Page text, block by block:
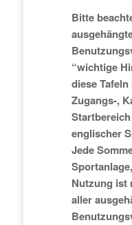
Bitte
“wichtige
diese
Zugangs-,
englischer
Jede
Nutzung ist
aller